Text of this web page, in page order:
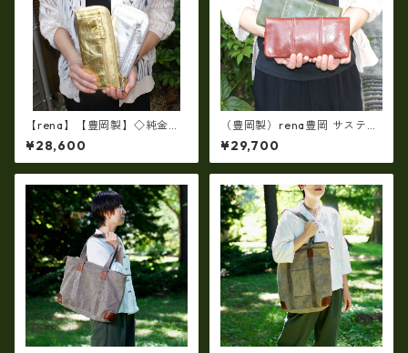
【rena】【豊岡製】◇純金銀
箔革製品・限定生産☆スペイ
ン牛革（仔牛革）手絞り＆オ
イルレザー長財布(FB-0091)
¥28,600
（豊岡製）rena豊岡 サスティ
ナブルレザー・レッザボタニ
カ 牛革ラウンドファスナー長
財布 rt-030
¥29,700